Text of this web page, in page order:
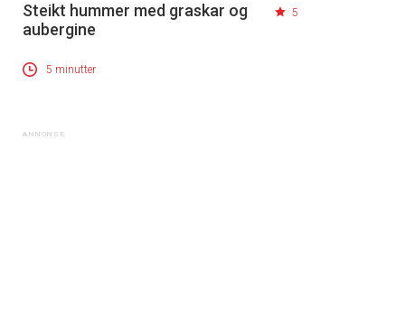
Steikt hummer med graskar og
aubergine
5
5 minutter